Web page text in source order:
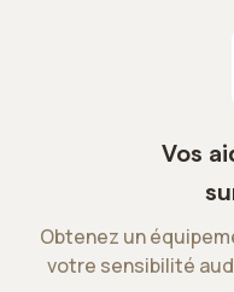
Vos
Obtenez un
votre sensibilité